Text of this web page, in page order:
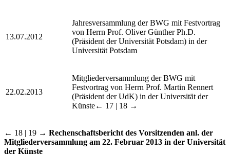
13.07.2012
Jahresversammlung der BWG mit Festvortrag
von Herrn Prof. Oliver Günther Ph.D.
(Präsident der Universität Potsdam) in der
Universität Potsdam
22.02.2013
Mitgliederversammlung der BWG mit
Festvortrag von Herrn Prof. Martin Rennert
(Präsident der UdK) in der Universität der
Künste← 17 | 18 →
← 18 | 19 → Rechenschaftsbericht des Vorsitzenden anl. der
Mitgliederversammlung am 22. Februar 2013 in der Universität
der Künste